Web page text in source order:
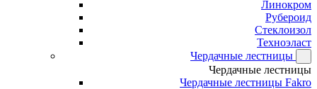
Линокром
Рубероид
Стеклоизол
Техноэласт
Чердачные лестницы
Чердачные лестницы
Чердачные лестницы Fakro